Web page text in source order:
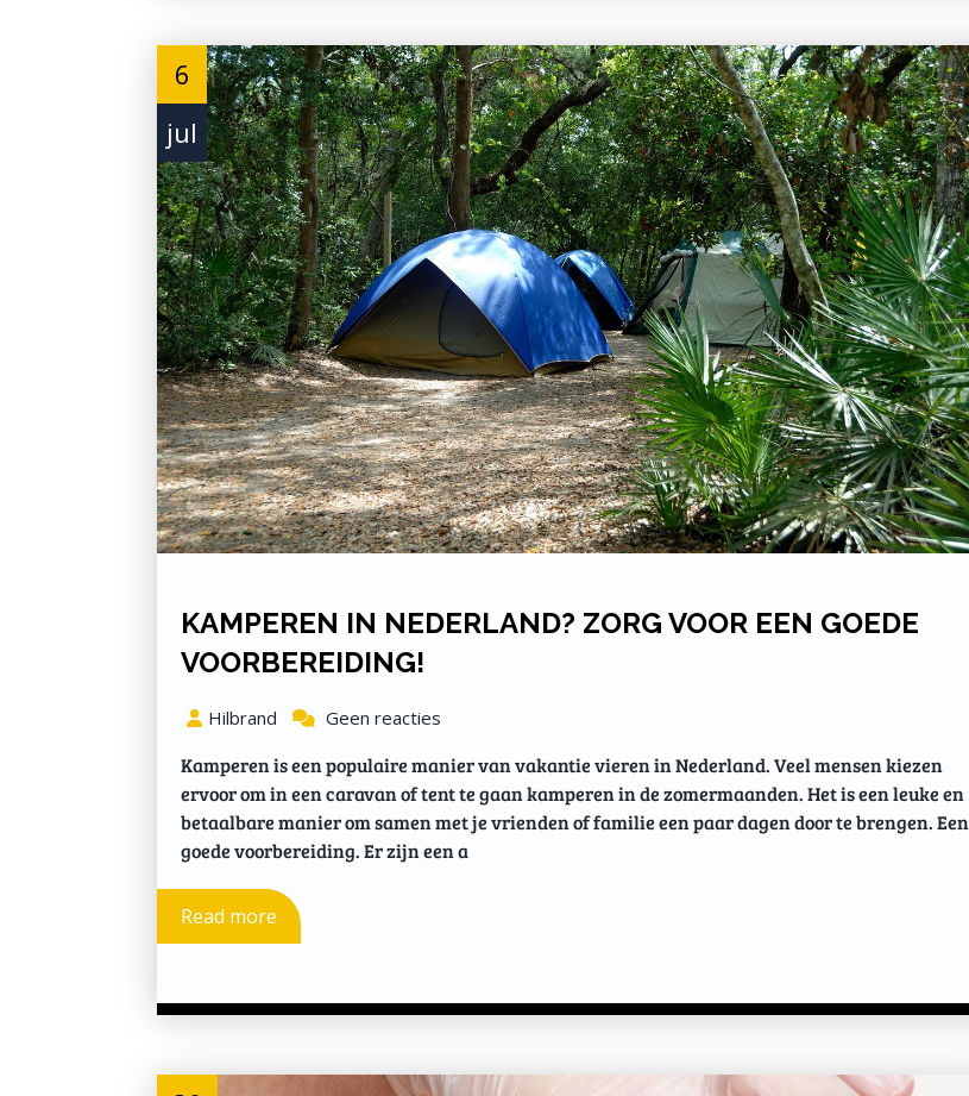
6
jul
KAMPEREN IN NEDERLAND? ZORG VOOR EEN GOEDE
VOORBEREIDING!
Hilbrand Geen reacties
Kamperen is een populaire manier van vakantie vieren in Nederland. Veel mensen kiezen
ervoor om in een caravan of tent te gaan kamperen in de zomermaanden. Het is een leuke en
betaalbare manier om samen met je vrienden of familie een paar dagen door te brengen. Een
goede voorbereiding. Er zijn een a
Read more